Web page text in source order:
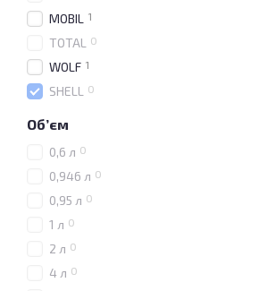
MOBIL 1
TOTAL 0
WOLF 1
SHELL 0
Об’єм
0,6 л 0
0,946 л 0
0,95 л 0
1 л 0
2 л 0
4 л 0